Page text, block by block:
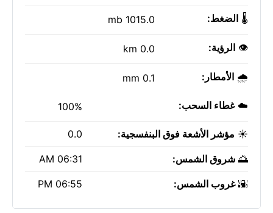
🌡️ الضغط: 1015.0 mb
👁️ الرؤية: 0.0 km
🌧️ الأمطار: 0.1 mm
☁️غطاء السحب: 100%
☀️ مؤشر الأشعة فوق البنفسجية: 0.0
🌅 شروق الشمس: 06:31 AM
🌇غروب الشمس: 06:55 PM